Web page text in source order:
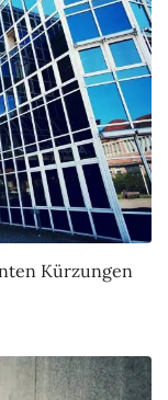
Kürzungen